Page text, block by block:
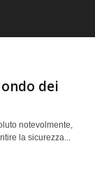
dei
notevolmente,
la sicurezza...